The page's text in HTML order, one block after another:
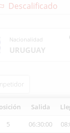
Descalificado
Nacionalidad
URUGUAY
Salida
5 06:30:00